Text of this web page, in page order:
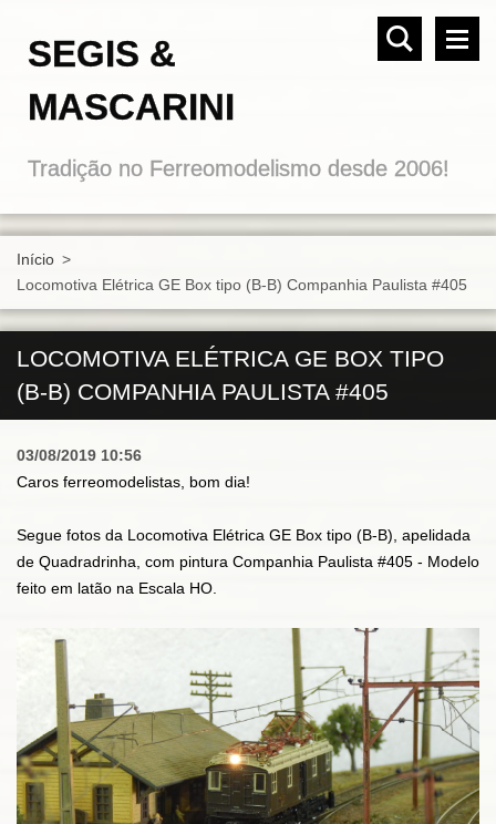
SEGIS &
MASCARINI
Tradição no Ferreomodelismo desde 2006!
Início >
Locomotiva Elétrica GE Box tipo (B-B) Companhia Paulista #405
LOCOMOTIVA ELÉTRICA GE BOX TIPO
(B-B) COMPANHIA PAULISTA #405
03/08/2019 10:56
Caros ferreomodelistas, bom dia!
Segue fotos da Locomotiva Elétrica GE Box tipo (B-B), apelidada
de Quadradrinha, com pintura Companhia Paulista #405 - Modelo
feito em latão na Escala HO.